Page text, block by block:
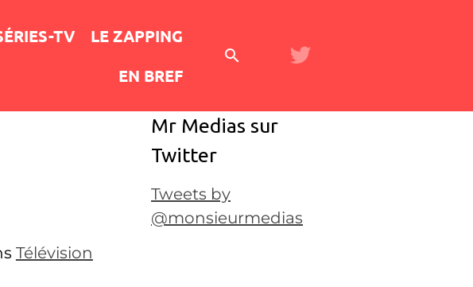
TV
LE ZAPPING
EN BREF
Télévision
Mr Medias sur
Twitter
Tweets by
@monsieurmedias